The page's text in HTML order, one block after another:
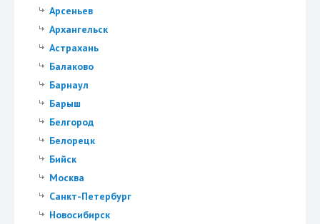
Арсеньев
Архангельск
Астрахань
Балаково
Барнаул
Барыш
Белгород
Белорецк
Бийск
Москва
Санкт-Петербург
Новосибирск